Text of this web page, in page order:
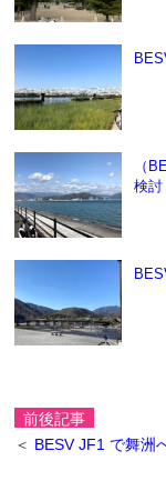
（
検討
前後記事
＜ BESV JF1 で舞洲